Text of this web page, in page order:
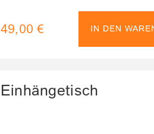
49,00 € IN DEN
Einhängetisch